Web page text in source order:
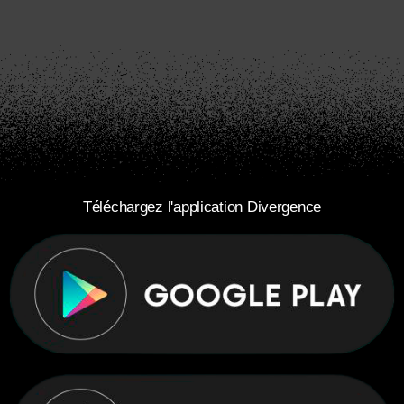
Téléchargez l'application Divergence